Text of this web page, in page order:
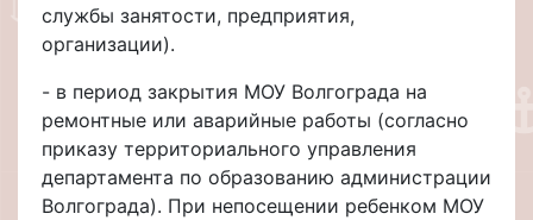
службы занятости, предприятия,
организации).
- в период закрытия МОУ Волгограда на
ремонтные или аварийные работы (согласно
приказу территориального управления
департамента по образованию администрации
Волгограда). При непосещении ребенком МОУ